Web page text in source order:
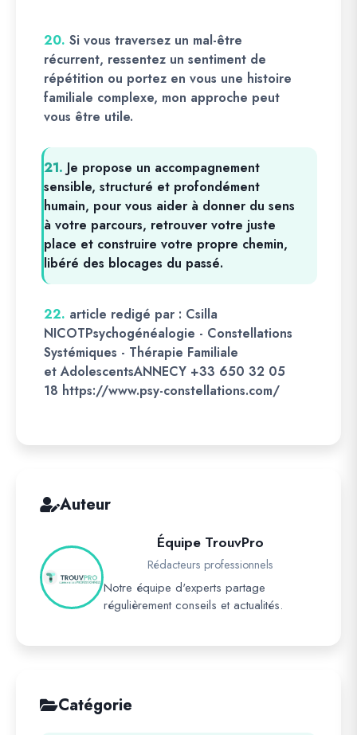
20. Si vous traversez un mal-être
récurrent, ressentez un sentiment de
répétition ou portez en vous une histoire
familiale complexe, mon approche peut
vous être utile.
21. Je propose un accompagnement
sensible, structuré et profondément
humain, pour vous aider à donner du sens
à votre parcours, retrouver votre juste
place et construire votre propre chemin,
libéré des blocages du passé.
22. article redigé par : Csilla
NICOTPsychogénéalogie - Constellations
Systémiques - Thérapie Familiale
et AdolescentsANNECY +33 650 32 05
18 https://www.psy-constellations.com/
Auteur
Équipe TrouvPro
Rédacteurs professionnels
Notre équipe d'experts partage
régulièrement conseils et actualités.
Catégorie